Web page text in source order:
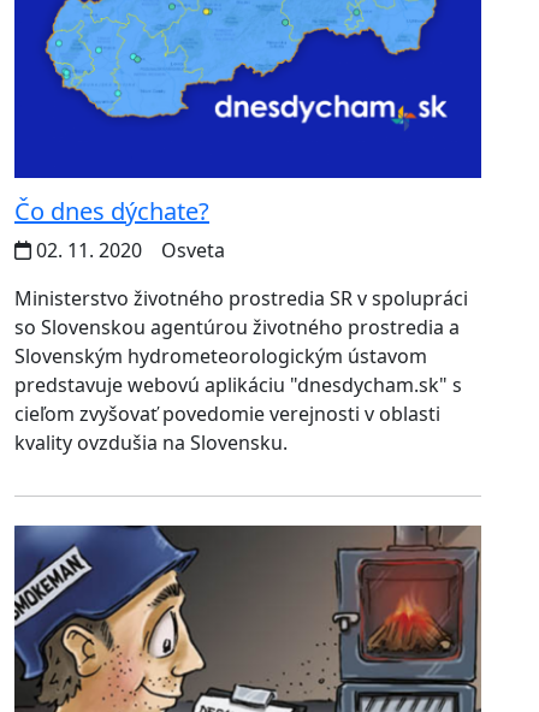
Čo dnes dýchate?
02. 11. 2020
Osveta
Ministerstvo životného prostredia SR v spolupráci
so Slovenskou agentúrou životného prostredia a
Slovenským hydrometeorologickým ústavom
predstavuje webovú aplikáciu "dnesdycham.sk" s
cieľom zvyšovať povedomie verejnosti v oblasti
kvality ovzdušia na Slovensku.